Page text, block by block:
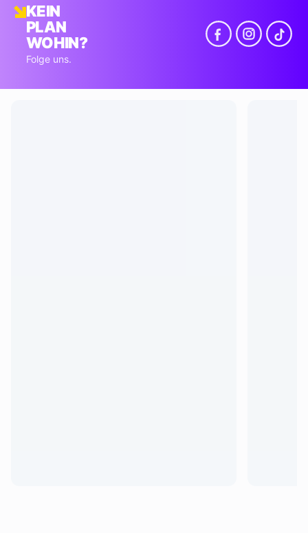
KEIN
PLAN
WOHIN?
Folge uns.